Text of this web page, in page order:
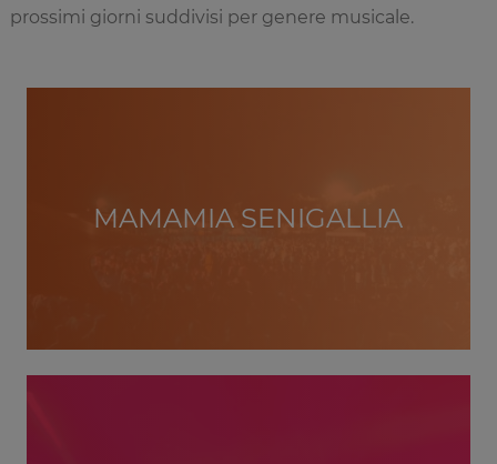
prossimi giorni suddivisi per genere musicale.
MAMAMIA SENIGALLIA